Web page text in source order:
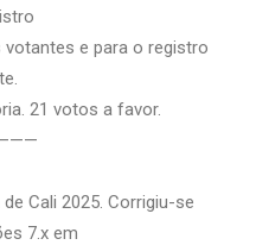
e para o registro
21 votos a favor.
Cali 2025. Corrigiu-se
7.x em